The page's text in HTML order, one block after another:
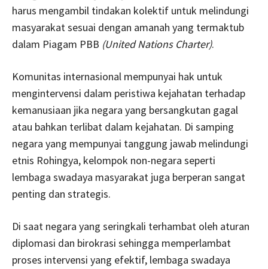
harus mengambil tindakan kolektif untuk melindungi
masyarakat sesuai dengan amanah yang termaktub
dalam Piagam PBB (United Nations Charter).
Komunitas internasional mempunyai hak untuk
mengintervensi dalam peristiwa kejahatan terhadap
kemanusiaan jika negara yang bersangkutan gagal
atau bahkan terlibat dalam kejahatan. Di samping
negara yang mempunyai tanggung jawab melindungi
etnis Rohingya, kelompok non-negara seperti
lembaga swadaya masyarakat juga berperan sangat
penting dan strategis.
Di saat negara yang seringkali terhambat oleh aturan
diplomasi dan birokrasi sehingga memperlambat
proses intervensi yang efektif, lembaga swadaya